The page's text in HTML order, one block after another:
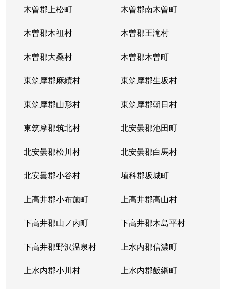
木曽郡上松町 木曽郡南木曽町
木曽郡木祖村 木曽郡王滝村
木曽郡大桑村 木曽郡木曽町
東筑摩郡麻績村 東筑摩郡生坂村
東筑摩郡山形村 東筑摩郡朝日村
東筑摩郡筑北村 北安曇郡池田町
北安曇郡松川村 北安曇郡白馬村
北安曇郡小谷村 埴科郡坂城町
上高井郡小布施町 上高井郡高山村
下高井郡山ノ内町 下高井郡木島平村
下高井郡野沢温泉村 上水内郡信濃町
上水内郡小川村 上水内郡飯綱町